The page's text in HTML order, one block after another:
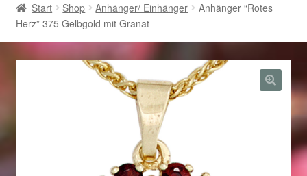
AGB
Beispiel-Seite
Geschenke zu Ostern 2023
Geschenke zu Ostern 2024
Start Shop Anhänger/ Einhänger
Anhänger “Rotes
Herz” 375 Gelbgold mit Granat